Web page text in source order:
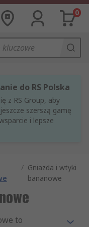
0
do RS Polska
z RS Group, aby
szerszą gamę
i lepsze
/ Gniazda i wtyki
bananowe
to